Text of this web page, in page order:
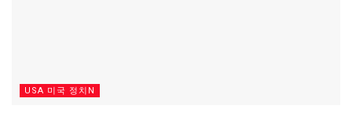
USA 미국 정치N